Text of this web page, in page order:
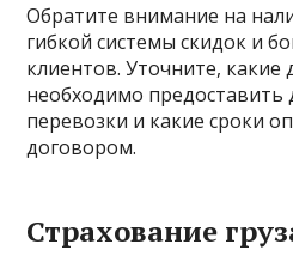
Обратите внимание на
гибкой системы скидок и
клиентов. Уточните, какие
необходимо предоставить
перевозки и какие сроки
договором.
Страхование